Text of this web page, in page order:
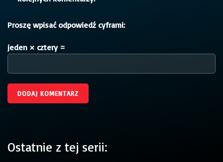
Proszę wpisać odpowiedź cyframi:
jeden × cztery =
Ostatnie z tej serii: